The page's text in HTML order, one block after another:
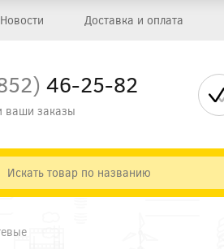
Новости Доставка и оплата
46-25-82
ваши заказы